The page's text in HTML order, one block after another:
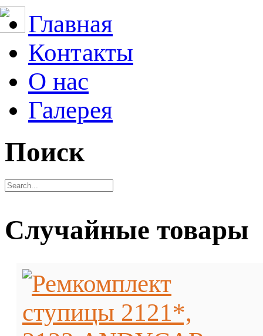
Главная
Контакты
О нас
Галерея
Поиск
Случайные товары